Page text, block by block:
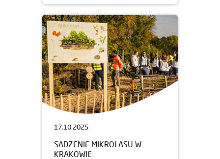
17.10.2025
SADZENIE MIKROLASU W
KRAKOWIE